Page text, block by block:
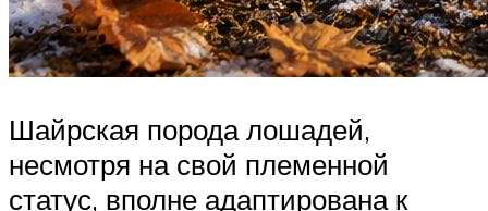
Шайрская порода лошадей,
несмотря на свой племенной
статус, вполне адаптирована к